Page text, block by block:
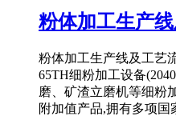
粉体加工生产
粉体加工生产线及工艺
65TH细粉加工设备
磨、矿渣立磨机等细粉
附加值产品,拥有多项国